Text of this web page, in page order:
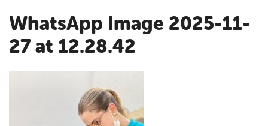
WhatsApp Image 2025-11-
27 at 12.28.42